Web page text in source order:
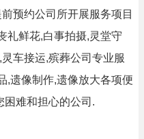
预约公司所开展服务项目
礼鲜花,白事拍摄,灵堂守
车接运,殡葬公司专业服
,遗像制作,遗像放大各项便
困难和担心的公司.